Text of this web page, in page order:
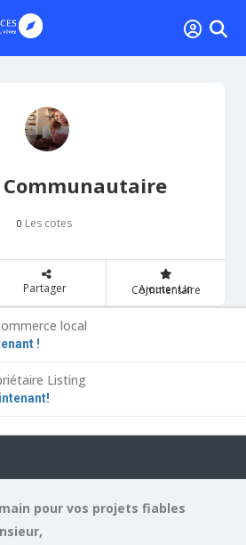
Communautaire
0 Les cotes
Partager Ajouter Un Commentaire
local
!
Listing
pour vos projets fiables